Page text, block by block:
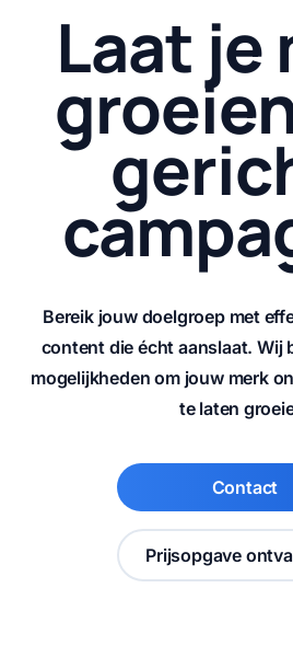
Laat je
Bereik jouw doelgroep met
content die écht aanslaat. Wij
mogelijkheden om jouw merk
te laten
Contact
Prijsopgave